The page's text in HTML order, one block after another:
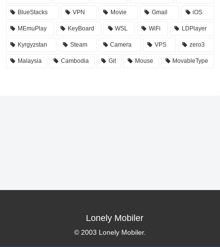
BlueStacks VPN Movie Gmail iOS
MEmuPlay KeyBoard WSL WiFi LDPlayer
Kyrgyzstan Steam Camera VPS zero3
Malaysia Cambodia Git Mouse MovableType
Lonely Mobiler
© 2003 Lonely Mobiler.